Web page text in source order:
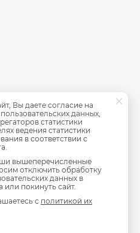
данных
Вы даете согласие на
данных,
статистики
ведения статистики
в соответствии с
вышеперечисленные
отключить обработку
данных в
или покинуть сайт.
с политикой их